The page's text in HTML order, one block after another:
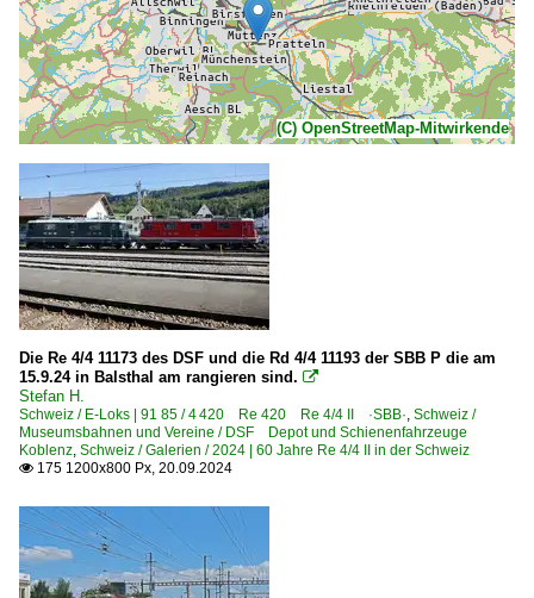
(C) OpenStreetMap-Mitwirkende
Die Re 4/4 11173 des DSF und die Rd 4/4 11193 der SBB P die am
15.9.24 in Balsthal am rangieren sind. 
Stefan H.
Schweiz / E-Loks | 91 85 / 4 420 Re 420 Re 4/4 II ·SBB·, Schweiz /
Museumsbahnen und Vereine / DSF Depot und Schienenfahrzeuge
Koblenz, Schweiz / Galerien / 2024 | 60 Jahre Re 4/4 II in der Schweiz
 175 1200x800 Px, 20.09.2024